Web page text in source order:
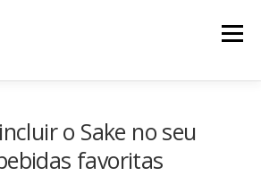
Menu
o Sake no seu
favoritas